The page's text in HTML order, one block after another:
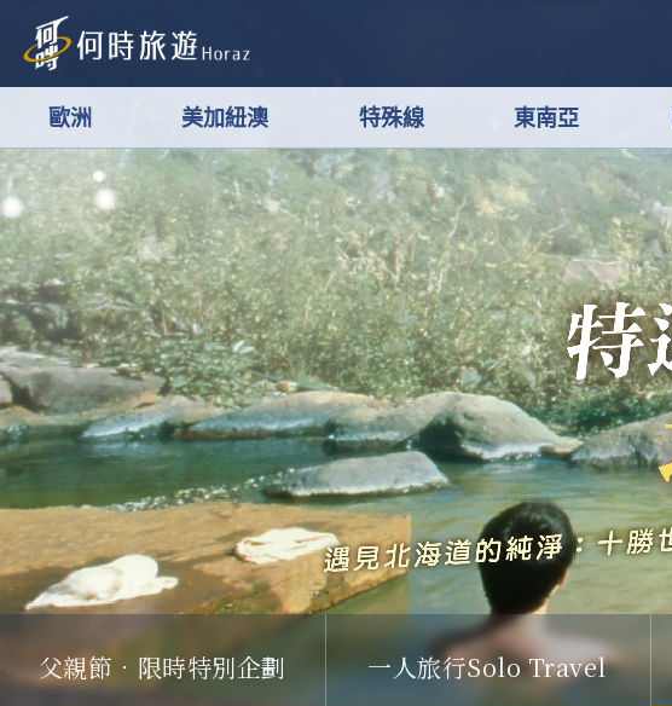
歐洲 美加紐澳 特殊線 東南亞
父親節．限時特別企劃 一人旅行Solo Travel